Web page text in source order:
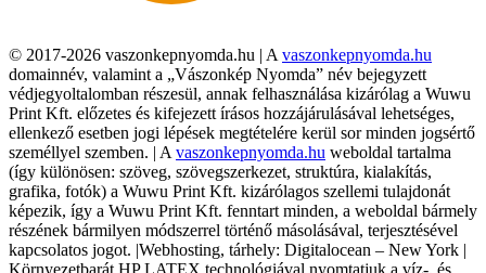
© 2017-2026 vaszonkepnyomda.hu | A vaszonkepnyomda.hu
domainnév, valamint a „Vászonkép Nyomda” név bejegyzett
védjegyoltalomban részesül, annak felhasználása kizárólag a Wuwu
Print Kft. előzetes és kifejezett írásos hozzájárulásával lehetséges,
ellenkező esetben jogi lépések megtételére kerül sor minden jogsértő
személlyel szemben. | A vaszonkepnyomda.hu weboldal tartalma
(így különösen: szöveg, szövegszerkezet, struktúra, kialakítás,
grafika, fotók) a Wuwu Print Kft. kizárólagos szellemi tulajdonát
képezik, így a Wuwu Print Kft. fenntart minden, a weboldal bármely
részének bármilyen módszerrel történő másolásával, terjesztésével
kapcsolatos jogot. |Webhosting, tárhely: Digitalocean – New York |
Környezetbarát HP LATEX technológiával nyomtatjuk a víz-, és